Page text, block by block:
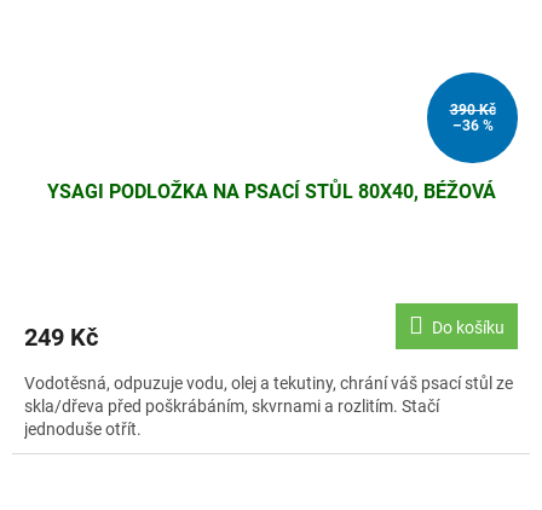
390 Kč
–36 %
YSAGI PODLOŽKA NA PSACÍ STŮL 80X40, BÉŽOVÁ
249 Kč Do košíku
Vodotěsná, odpuzuje vodu, olej a tekutiny, chrání váš psací stůl ze
skla/dřeva před poškrábáním, skvrnami a rozlitím. Stačí
jednoduše otřít.